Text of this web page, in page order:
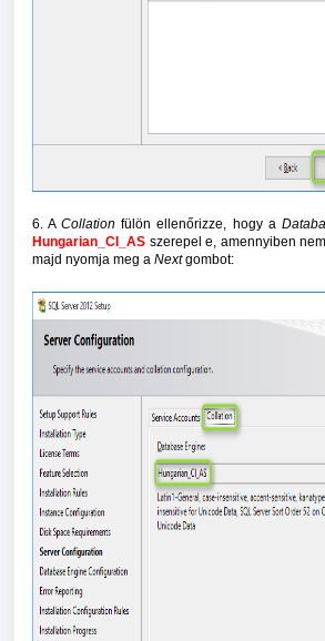
6. ACollation fülön ellenőrizze, hogy a
Hungarian_CI_AS szerepel e, amennyiben
majd nyomja meg a Nextgombot: